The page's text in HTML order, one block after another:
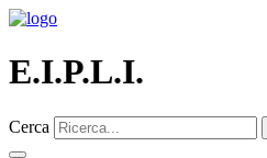
E.I.P.L.I.
Cerca